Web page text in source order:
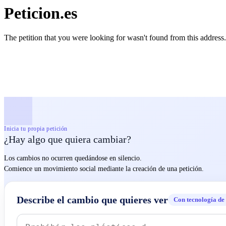
Peticion.es
The petition that you were looking for wasn't found from this address.
Inicia tu propia petición
¿Hay algo que quiera cambiar?
Los cambios no ocurren quedándose en silencio.
Comience un movimiento social mediante la creación de una petición.
Describe el cambio que quieres ver Con tecnología